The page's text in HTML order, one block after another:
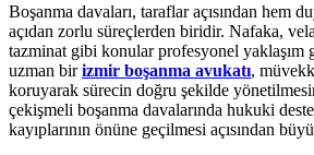
Boşanma davaları, taraflar açısından hem
açıdan zorlu süreçlerden biridir. Nafaka,
tazminat gibi konular profesyonel yaklaşım
uzman birizmir boşanma avukatı,
koruyarak sürecin doğru şekilde
çekişmeli boşanma davalarında hukuki
kayıplarının önüne geçilmesi açısından